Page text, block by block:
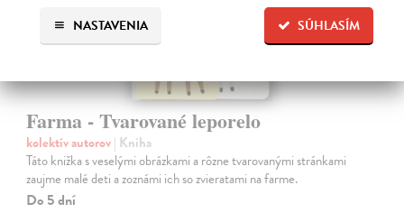
SÚHLASÍM
NASTAVENIA
Farma - Tvarované leporelo
kolektív autorov| Kniha
Táto knižka s veselými obrázkami a rôzne tvarovanými stránkami
zaujme malé deti a zoznámi ich so zvieratami na farme.
Do 5 dní